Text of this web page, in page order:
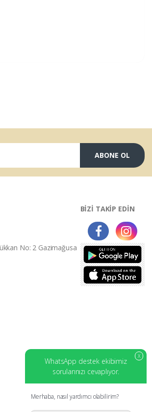
ABONE OL
No: 2 Gazimağusa
BİZİ TAKİP EDİN
X
WhatsApp destek ekibimiz
sorularınızı cevaplıyor.
Merhaba, nasıl yardımcı olabilirim?